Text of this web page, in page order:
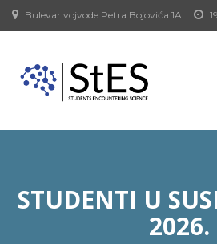
Bulevar vojvode Petra Bojovića 1A
STUDENTI U
2026.